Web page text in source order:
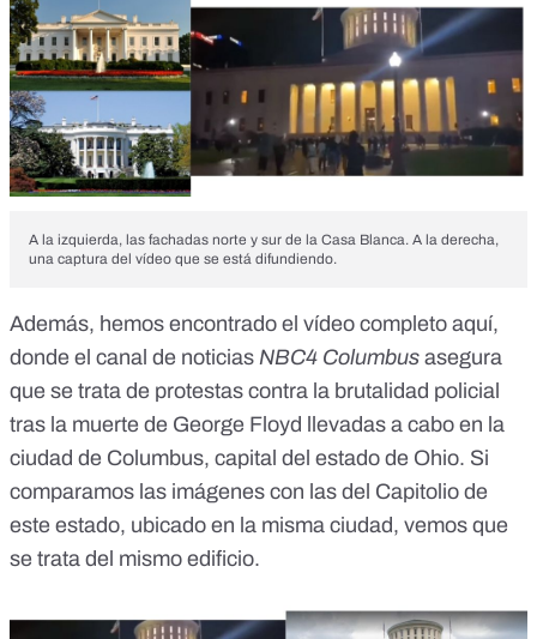
A la izquierda, las fachadas norte y sur de la Casa Blanca. A la derecha,
una captura del vídeo que se está difundiendo.
Además, hemos encontrado el vídeo completo aquí,
donde el canal de noticias NBC4 Columbus asegura
que se trata de protestas contra la brutalidad policial
tras la muerte de George Floyd llevadas a cabo en la
ciudad de Columbus, capital del estado de Ohio. Si
comparamos las imágenes con las del Capitolio de
este estado, ubicado en la misma ciudad, vemos que
se trata del mismo edificio.